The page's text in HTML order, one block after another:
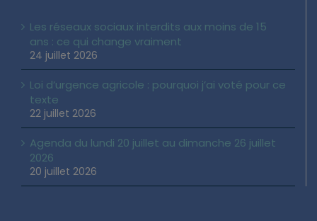
Les réseaux sociaux interdits aux moins de 15
ans : ce qui change vraiment
24 juillet 2026
Loi d’urgence agricole : pourquoi j’ai voté pour ce
texte
22 juillet 2026
Agenda du lundi 20 juillet au dimanche 26 juillet
2026
20 juillet 2026